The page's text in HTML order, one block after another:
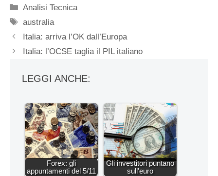
Categorie
Analisi Tecnica
Tag
australia
Italia: arriva l’OK dall’Europa
Italia: l’OCSE taglia il PIL italiano
LEGGI ANCHE:
Forex: gli
appuntamenti del 5/11
Gli investitori puntano
sull'euro